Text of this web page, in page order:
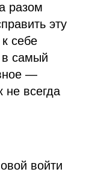
разом
эту
себе
в самый
—
не всегда
войти